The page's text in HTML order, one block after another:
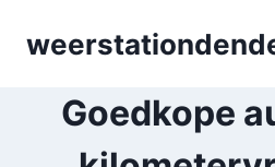
Goedkope